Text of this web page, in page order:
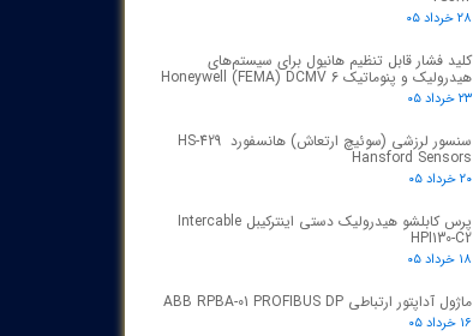
۲۸ خرداد ۰۵
کلید فشار قابل تنظیم هانیول برای سیستم‌های
هیدرولیک و پنوماتیک Honeywell (FEMA) DCMV 6
۲۳ خرداد ۰۵
سنسور لرزشی (سوئیچ ارتعاش) هانسفورد HS-429
Hansford Sensors
۲۰ خرداد ۰۵
پرس کابلشو هیدرولیک دستی اینترکیبل Intercable
HPI130-C2
۱۸ خرداد ۰۵
ماژول آداپتور ارتباطی ABB RPBA-01 PROFIBUS DP
۱۶ خرداد ۰۵